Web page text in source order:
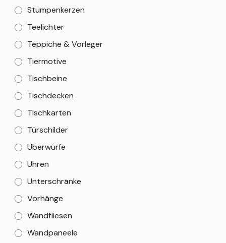
Stumpenkerzen
Teelichter
Teppiche & Vorleger
Tiermotive
Tischbeine
Tischdecken
Tischkarten
Türschilder
Überwürfe
Uhren
Unterschränke
Vorhänge
Wandfliesen
Wandpaneele